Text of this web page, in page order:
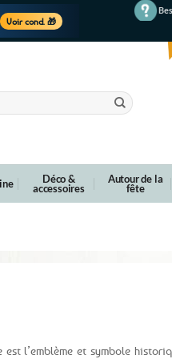
Voir cond. 🎁
Déco &
accessoires
Autour de la
fête
est l’emblème et symbole